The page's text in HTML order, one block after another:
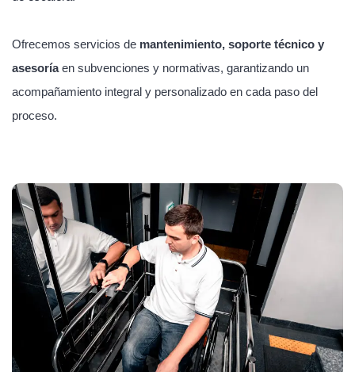
Ofrecemos servicios de mantenimiento, soporte técnico y
asesoríaen subvenciones y normativas, garantizando un
acompañamiento integral y personalizado en cada paso del
proceso.